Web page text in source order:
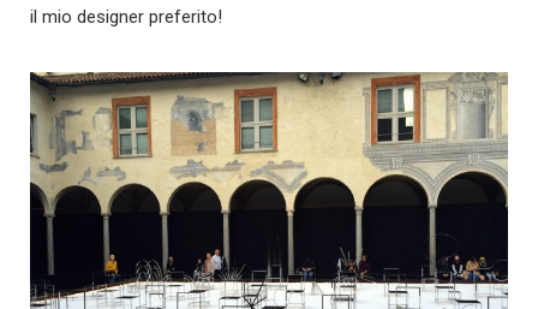
il mio designer preferito!